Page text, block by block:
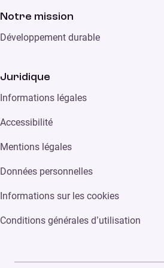
Notre mission
Développement durable
Juridique
Informations légales
Accessibilité
Mentions légales
Données personnelles
Informations sur les cookies
Conditions générales d’utilisation